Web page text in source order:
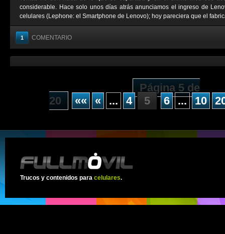
considerable. Hace solo unos días atrás anunciamos el ingreso de
celulares (Lephone: el Smartphone de Lenovo); hoy pareciera que el
1 COMENTARIO
Página 5 de
20
«« « ... 4 5 6 ... 10
Trucos y contenidos para celulares.